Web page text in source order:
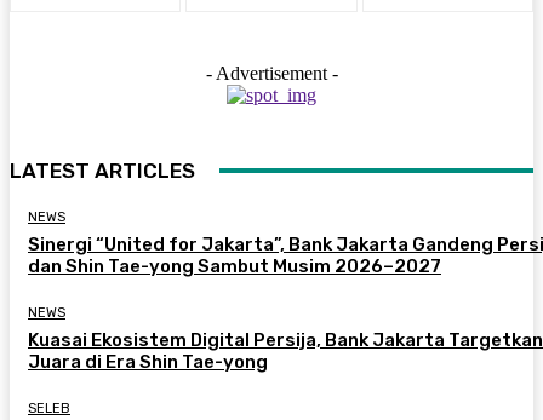
- Advertisement -
LATEST ARTICLES
NEWS
Sinergi “United for Jakarta”, Bank Jakarta Gandeng
dan Shin Tae-yong Sambut Musim 2026–2027
NEWS
Kuasai Ekosistem Digital Persija, Bank Jakarta Targetkan
Juara di Era Shin Tae-yong
SELEB